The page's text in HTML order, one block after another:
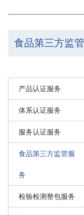
食品第三方监
产品认证服务
体系认证服务
服务认证服务
食品第三方监管服
务
检验检测整包服务